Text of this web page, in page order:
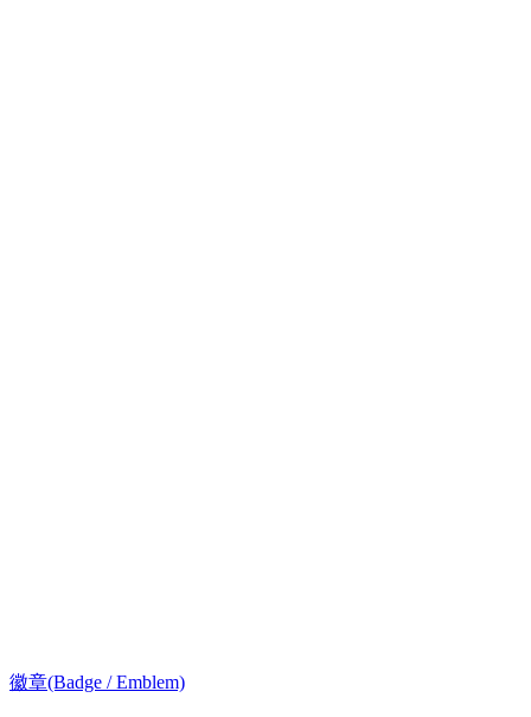
徽章(Badge / Emblem)